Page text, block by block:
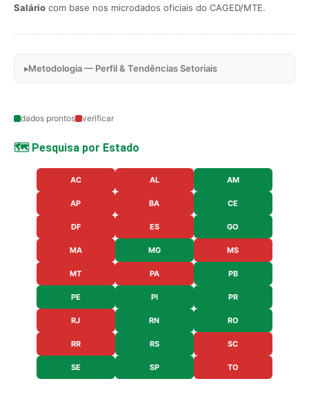
Salário com base nos microdados oficiais do CAGED/MTE.
Metodologia — Perfil & Tendências Setoriais
dados prontos verificar
🗺️ Pesquisa por Estado
AC AL AM
AP BA CE
DF ES GO
MA MG MS
MT PA PB
PE PI PR
RJ RN RO
RR RS SC
SE SP TO